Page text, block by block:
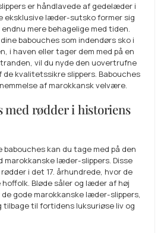
er håndlavede af gedelæder i
eksklusive læder-sutsko former sig
mere behagelige med tiden.
babouches som indendørs sko i
i haven eller tager dem med på en
vil du nyde den uovertrufne
kvalitetssikre slippers. Babouches
af marokkansk velvære.
rødder i historiens
babouches kan du tage med på den
marokkanske læder-slippers. Disse
i det 17. århundrede, hvor de
Bløde såler og læder af høj
gode marokkanske læder-slippers,
tilbage til fortidens luksuriøse liv og